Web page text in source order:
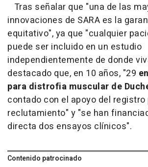
Tras señalar que "una de las
innovaciones de SARA es la
equitativo", ya que "cualquier
puede ser incluido en un estudio
independientemente de donde
destacado que, en 10 años, "29
para distrofia muscular de
contado con el apoyo del registro
reclutamiento" y "se han
directa dos ensayos clínicos".
Contenido patrocinado